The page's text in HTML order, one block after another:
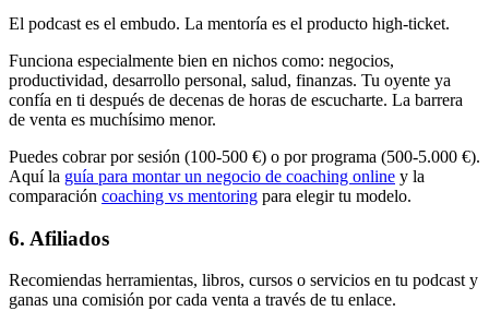
El podcast es el embudo. La mentoría es el producto high-ticket.
Funciona especialmente bien en nichos como: negocios,
productividad, desarrollo personal, salud, finanzas. Tu oyente ya
confía en ti después de decenas de horas de escucharte. La barrera
de venta es muchísimo menor.
Puedes cobrar por sesión (100-500 €) o por programa (500-5.000 €).
Aquí la guía para montar un negocio de coaching online y la
comparación coaching vs mentoring para elegir tu modelo.
6. Afiliados
Recomiendas herramientas, libros, cursos o servicios en tu podcast y
ganas una comisión por cada venta a través de tu enlace.